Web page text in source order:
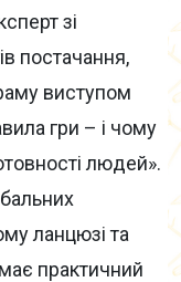
зі
постачання,
виступом
гри – і чому
людей».
ланцюзі та
практичний